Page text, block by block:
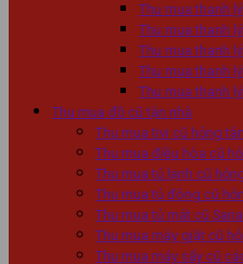
Thu mua thanh
Thu mua thanh
Thu mua thanh
Thu mua thanh
Thu mua thanh
Thu mua đồ cũ tận nhà
Thu mua tivi cũ hỏng
Thu mua điều hòa cũ
Thu mua tủ lạnh cũ
Thu mua tủ đông cũ
Thu mua tủ mát cũ
Thu mua máy giặt cũ
Thu mua máy sấy cũ